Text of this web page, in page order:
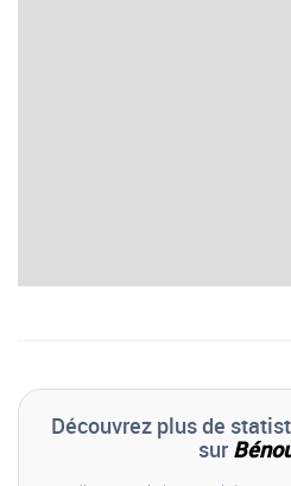
Découvrez plus de
sur